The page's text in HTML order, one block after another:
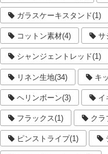
ガラスケーキスタンド(1)
コットン素材(4) サ
シャンジェントレッド(1)
リネン生地(34) キ
ヘリンボーン(3) イ
フラックス(1) クラ
ピンストライプ(1)